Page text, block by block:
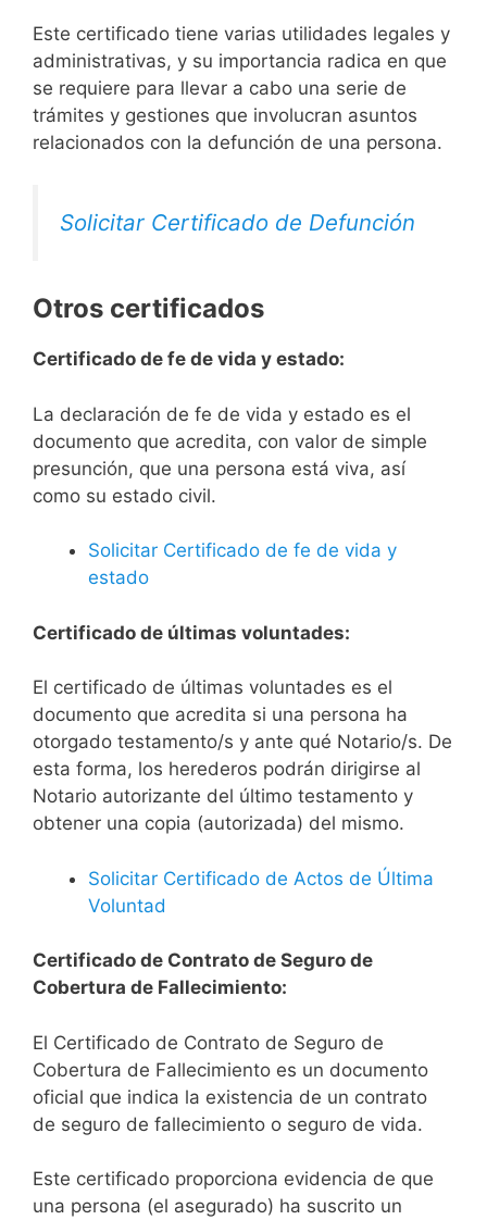
Este certificado tiene varias utilidades legales y
administrativas, y su importancia radica en que
se requiere para llevar a cabo una serie de
trámites y gestiones que involucran asuntos
relacionados con la defunción de una persona.
Solicitar Certificado de Defunción
Otros certificados
Certificado de fe de vida y estado:
La declaración de fe de vida y estado es el
documento que acredita, con valor de simple
presunción, que una persona está viva, así
como su estado civil.
Solicitar Certificado de fe de vida y
estado
Certificado de últimas voluntades:
El certificado de últimas voluntades es el
documento que acredita si una persona ha
otorgado testamento/s y ante qué Notario/s. De
esta forma, los herederos podrán dirigirse al
Notario autorizante del último testamento y
obtener una copia (autorizada) del mismo.
Solicitar Certificado de Actos de Última
Voluntad
Certificado de Contrato de Seguro de
Cobertura de Fallecimiento:
El Certificado de Contrato de Seguro de
Cobertura de Fallecimiento es un documento
oficial que indica la existencia de un contrato
de seguro de fallecimiento o seguro de vida.
Este certificado proporciona evidencia de que
una persona (el asegurado) ha suscrito un